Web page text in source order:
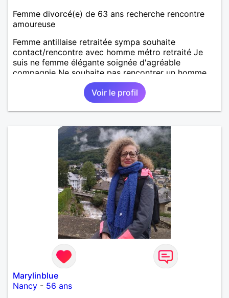
Femme divorcé(e) de 63 ans recherche rencontre
amoureuse
Femme antillaise retraitée sympa souhaite
contact/rencontre avec homme métro retraité Je
suis ne femme élégante soignée d'agréable
compagnie Ne souhaite pas rencontrer un homme
barbu moustachu tatoué - pas trop ventru Ancienne
sportive, je pratique encore régulièrement la marche
pour le bien être J'aime voyager - les croisières.....
Voir le profil
Marylinblue
Nancy - 56 ans